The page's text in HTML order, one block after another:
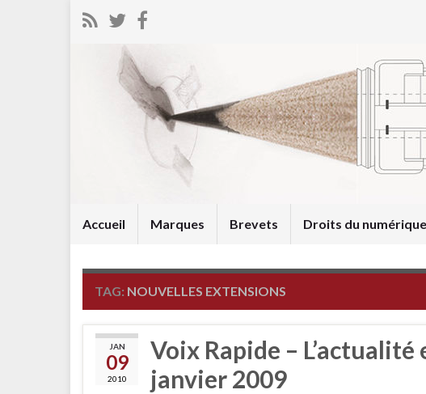
Accueil Marques Brevets Droits du numérique
TAG: NOUVELLES EXTENSIONS
JAN
09
2010
Voix Rapide –
janvier 2009